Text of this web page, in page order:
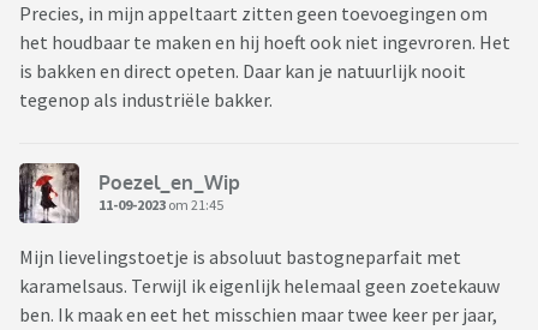
Precies, in mijn appeltaart zitten geen toevoegingen om
het houdbaar te maken en hij hoeft ook niet ingevroren. Het
is bakken en direct opeten. Daar kan je natuurlijk nooit
tegenop als industriële bakker.
Poezel_en_Wip
11-09-2023 om 21:45
Mijn lievelingstoetje is absoluut bastogneparfait met
karamelsaus. Terwijl ik eigenlijk helemaal geen zoetekauw
ben. Ik maak en eet het misschien maar twee keer per jaar,